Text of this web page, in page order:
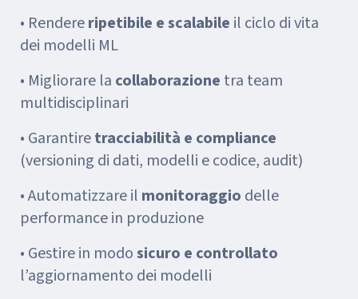
• Rendereripetibile e scalabile il ciclo di vita
dei modelli ML
• Migliorare la collaborazione tra team
multidisciplinari
• Garantiretracciabilità e compliance
(versioning di dati, modelli e codice, audit)
• Automatizzare il monitoraggio delle
performance in produzione
• Gestire in modosicuro e controllato
l’aggiornamento dei modelli